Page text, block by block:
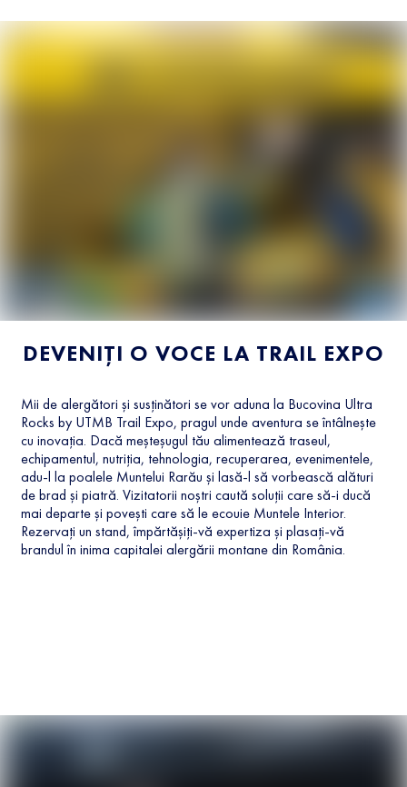
DEVENIȚI O VOCE LA TRAIL EXPO
Mii de alergători și susținători se vor aduna la Bucovina Ultra
Rocks by UTMB Trail Expo, pragul unde aventura se întâlnește
cu inovația. Dacă meșteșugul tău alimentează traseul,
echipamentul, nutriția, tehnologia, recuperarea, evenimentele,
adu-l la poalele Muntelui Rarău și lasă-l să vorbească alături
de brad și piatră. Vizitatorii noștri caută soluții care să-i ducă
mai departe și povești care să le ecouie Muntele Interior.
Rezervați un stand, împărtășiți-vă expertiza și plasați-vă
brandul în inima capitalei alergării montane din România.